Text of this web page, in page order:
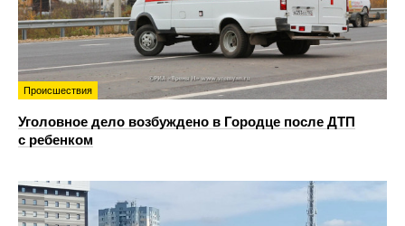
Происшествия
Уголовное дело возбуждено в Городце после ДТП
с ребенком